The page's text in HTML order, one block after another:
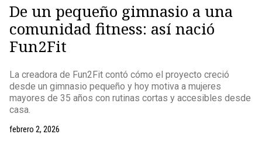
De un pequeño gimnasio a una
comunidad fitness: así nació
Fun2Fit
La creadora de Fun2Fit contó cómo el proyecto creció
desde un gimnasio pequeño y hoy motiva a mujeres
mayores de 35 años con rutinas cortas y accesibles desde
casa.
febrero 2, 2026